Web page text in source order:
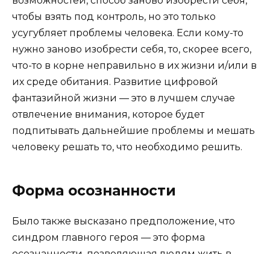
чтобы взять под контроль, но это только
усугубляет проблемы человека. Если кому-то
нужно заново изобрести себя, то, скорее всего,
что-то в корне неправильно в их жизни и/или в
их среде обитания. Развитие цифровой
фантазийной жизни — это в лучшем случае
отвлечение внимания, которое будет
подпитывать дальнейшие проблемы и мешать
человеку решать то, что необходимо решить.
Форма осознанности
Было также высказано предположение, что
синдром главного героя — это форма